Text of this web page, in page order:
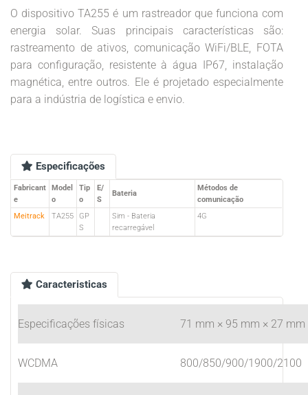
O dispositivo TA255 é um rastreador que funciona com
energia solar. Suas principais características são:
rastreamento de ativos, comunicação WiFi/BLE, FOTA
para configuração, resistente à água IP67, instalação
magnética, entre outros. Ele é projetado especialmente
para a indústria de logística e envio.
Especificações
Fabricant
e
Model
o
Tip
o
E/
S
Bateria
Métodos de
comunicação
Meitrack
TA255
GP
S
Sim - Bateria
recarregável
4G
Caracteristicas
Especificações físicas 71 mm × 95 mm × 27
WCDMA 800/850/900/1900/2100